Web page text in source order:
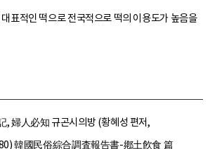
표적인 떡으로 전국적으로 떡의 이용도가 높음을
婦人必知 규곤시의방 (황혜성 편저,
韓國民俗綜合調査報告書-鄕土飮食 篇